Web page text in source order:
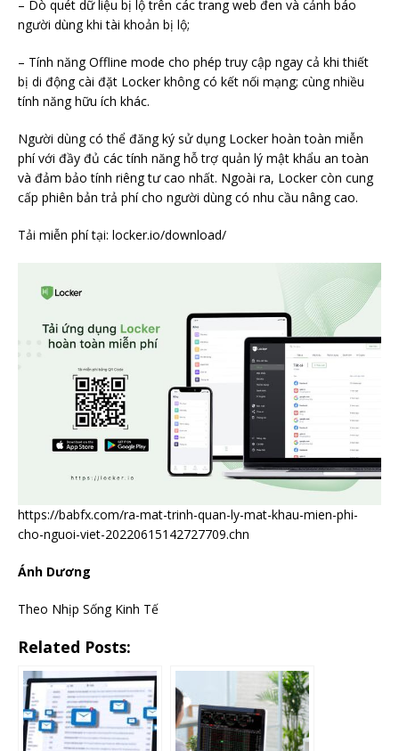
– Dò quét dữ liệu bị lộ trên các trang web đen và cảnh báo
người dùng khi tài khoản bị lộ;
– Tính năng Offline mode cho phép truy cập ngay cả khi thiết
bị di động cài đặt Locker không có kết nối mạng; cùng nhiều
tính năng hữu ích khác.
Người dùng có thể đăng ký sử dụng Locker hoàn toàn miễn
phí với đầy đủ các tính năng hỗ trợ quản lý mật khẩu an toàn
và đảm bảo tính riêng tư cao nhất. Ngoài ra, Locker còn cung
cấp phiên bản trả phí cho người dùng có nhu cầu nâng cao.
Tải miễn phí tại: locker.io/download/
https://babfx.com/ra-mat-trinh-quan-ly-mat-khau-mien-phi-
cho-nguoi-viet-20220615142727709.chn
Ánh Dương
Theo Nhịp Sống Kinh Tế
Related Posts: